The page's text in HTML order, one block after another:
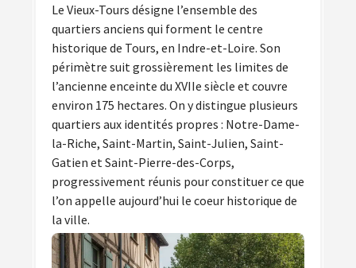
Le Vieux-Tours désigne l’ensemble des
quartiers anciens qui forment le centre
historique de Tours, en Indre-et-Loire. Son
périmètre suit grossièrement les limites de
l’ancienne enceinte du XVIIe siècle et couvre
environ 175 hectares. On y distingue plusieurs
quartiers aux identités propres : Notre-Dame-
la-Riche, Saint-Martin, Saint-Julien, Saint-
Gatien et Saint-Pierre-des-Corps,
progressivement réunis pour constituer ce que
l’on appelle aujourd’hui le coeur historique de
la ville.